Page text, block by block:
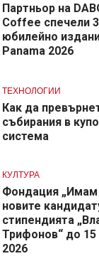
Партньор на
Coffee спечели
юбилейно
Panama 2026
ТЕХНОЛОГИИ
Как да
събирания в
система
КУЛТУРА
Фондация „Имам
новите
стипендията
Трифонов“ до
2026